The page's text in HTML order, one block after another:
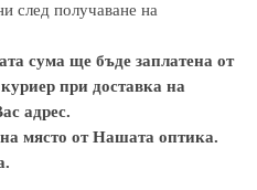
след получаване на
сума ще бъде заплатена от
при доставка на
адрес.
място от Нашата оптика.